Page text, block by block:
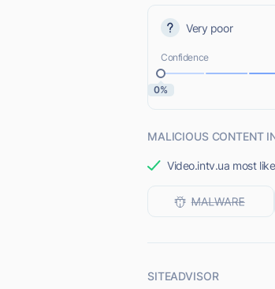
Very poor
Confidence
0%
MALICIOUS CONTENT
Video.intv.ua most
SITEADVISOR